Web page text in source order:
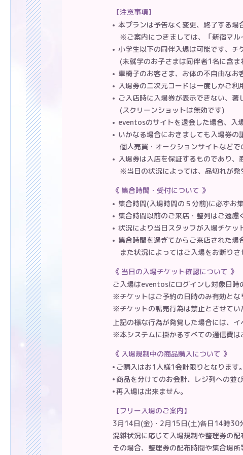
注意事項
本プランは予告なく変更、終了する場
※ご案内につきましては、「新宿マル
小学生以下の同伴入場は可能です、チ
(未就学のお子さまは同伴者1名に含ま
車椅子のお客さま、お体の不自由な
入場券の二次元コードは一度しかご利
ご入店時に入場券が表示できない、著
(スクリーンショットは無効です)
eventosのサイトを退会した場合、入
いかなる場合におきましても入場券の
個人売買・オークションサイトなどで
入場券は入店を保証するものであり、
※当日の状況によっては、品切れが発
集合時間・受付について
集合時間(入場時間の５分前)に必ずお
集合時間以前のご来店・整列はご遠慮
状況により当日スタッフが入場チケ
集合時間を過ぎてからご来店された場
また状況によってはご入場をお断りさ
当日の入場チケット確認について
ご入場はeventosにログインし対象日時
※チケットはご予約の日時のみ有効とな
※チケットの転売行為は禁止とさせてい
上記の様な行為が発覚した場合には、
※本システムに掛かるすべての通信費は
入場規制中の商品購入について
ご購入はお1人様1会計限りとなります。
商品を分けてのお会計、レジ列への並
再入場は出来ません。
フリー入場のご案内
3月14日(金)・2月15日(土)各日14時30
混雑状況に応じて入場規制や整理券の
その場合、整理券の配布時間や集合場